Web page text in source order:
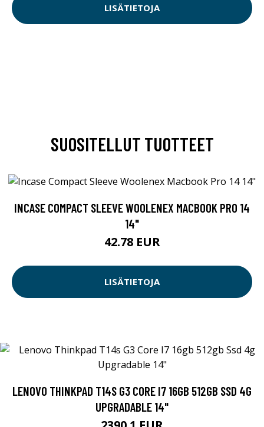
LISÄTIETOJA
SUOSITELLUT TUOTTEET
INCASE COMPACT SLEEVE WOOLENEX MACBOOK PRO 14
14"
42.78 EUR
LISÄTIETOJA
LENOVO THINKPAD T14S G3 CORE I7 16GB 512GB SSD 4G
UPGRADABLE 14"